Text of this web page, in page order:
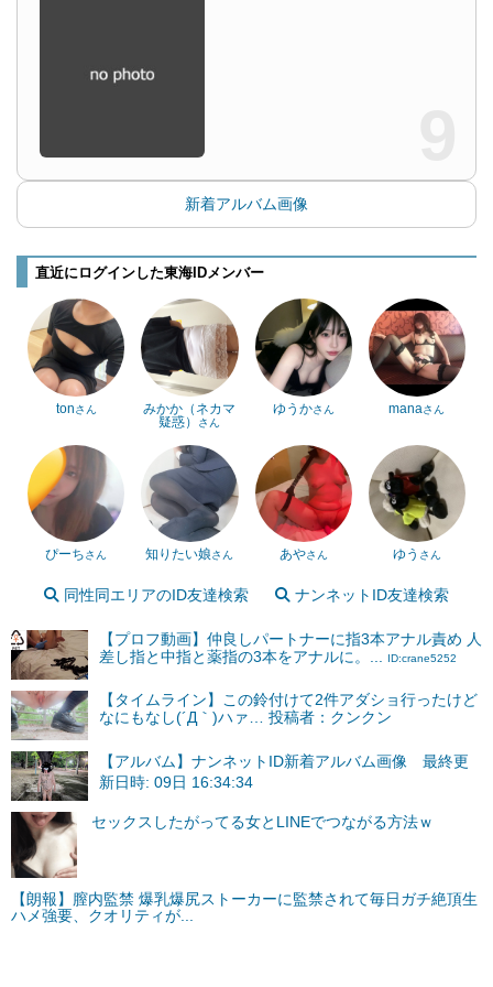
新着アルバム画像
直近にログインした東海IDメンバー
tonさん
みかか（ネカマ
疑惑）
さん
ゆうかさん manaさん
ぴーちさん 知りたい娘さん あやさん ゆう さん
同性同エリアのID友達検索 ナンネットID友達検索
【プロフ動画】仲良しパートナーに指3本アナル責め 人
差し指と中指と薬指の3本をアナルに。...
ID:crane5252
【タイムライン】この鈴付けて2件アダショ行ったけど
なにもなし(´Д｀)ハァ… 投稿者：クンクン
【アルバム】ナンネットID新着アルバム画像 最終更
新日時: 09日 16:34:34